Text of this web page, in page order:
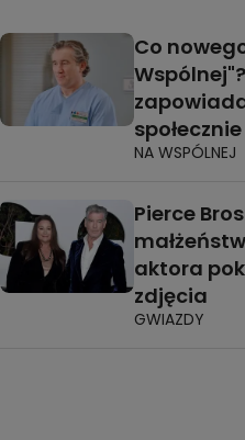
Co
NA WSPÓLNEJ
Pierce
aktora
zdjęcia
GWIAZDY